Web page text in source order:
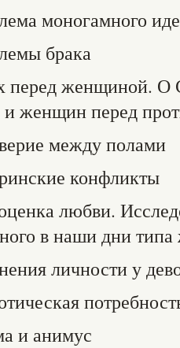
моногамного
брака
перед женщиной. О
и женщин перед
между полами
конфликты
любви.
в наши дни
личности у
и анимус